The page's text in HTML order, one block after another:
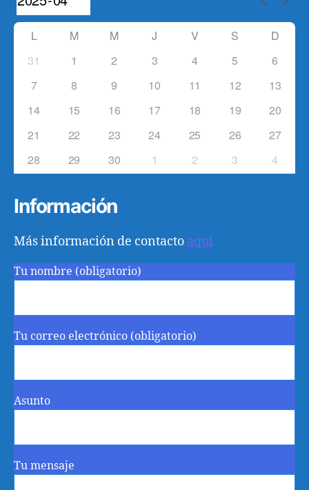
L M M J V S
D
31
1 2 3 4 5
6
7
8 9 10 11 12
13
14
15 16 17 18 19
20
21
22 23 24 25 26
27
28
29 30 1 2 3 4
Información
Más información de contacto aquí
Tu nombre (obligatorio)
Tu correo electrónico (obligatorio)
Asunto
Tu mensaje